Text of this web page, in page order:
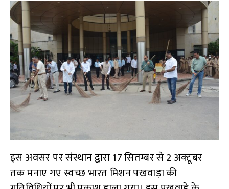
इस अवसर पर संस्थान द्वारा 17 सितम्बर से 2 अक्टूबर
तक मनाए गए स्वच्छ भारत मिशन पखवाड़ा की